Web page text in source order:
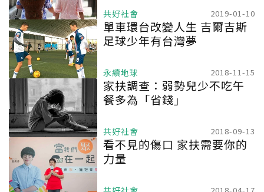
共好社會 2019-01-10
單車環台改變人生 吉爾吉斯
足球少年有台灣夢
永續地球 2018-11-15
家扶調查：弱勢兒少不吃午
餐多為「省錢」
共好社會 2018-09-13
看不見的傷口 家扶需要你的
力量